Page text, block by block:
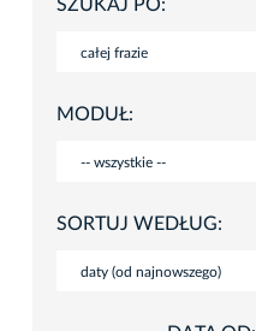
SZUKAJ PO:
MODUŁ:
SORTUJ WEDŁUG: